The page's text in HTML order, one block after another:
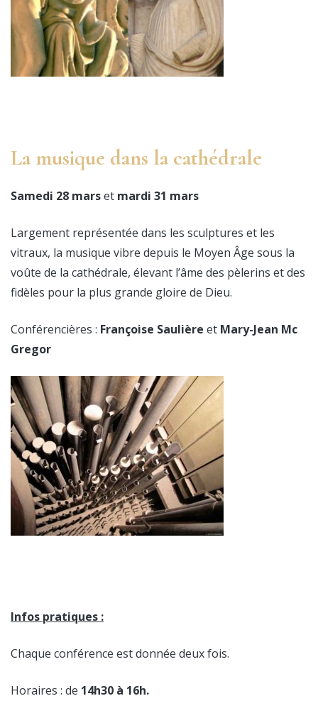
La musique dans la cathédrale
Samedi 28 marset mardi 31 mars
Largement représentée dans les sculptures et les
vitraux, la musique vibre depuis le Moyen Âge sous la
voûte de la cathédrale, élevant l’âme des pèlerins et des
fidèles pour la plus grande gloire de Dieu.
Conférencières : Françoise Saulière et Mary-Jean Mc
Gregor
Infos pratiques :
Chaque conférence est donnée deux fois.
Horaires : de 14h30 à 16h.